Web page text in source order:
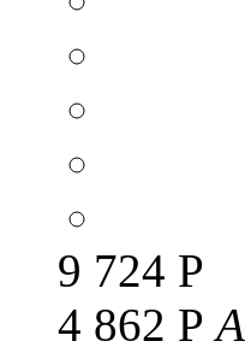
9 724 Р
4 862 Р